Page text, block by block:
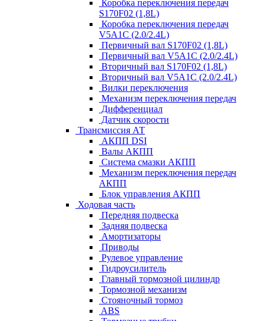
Коробка переключения передач
S170F02 (1,8L)
Коробка переключения передач
V5A1C (2.0/2.4L)
Первичный вал S170F02 (1,8L)
Первичный вал V5A1C (2.0/2.4L)
Вторичный вал S170F02 (1,8L)
Вторичный вал V5A1C (2.0/2.4L)
Вилки переключения
Механизм переключения передач
Дифференциал
Датчик скорости
Трансмиссия АТ
АКПП DSI
Валы АКПП
Система смазки АКПП
Механизм переключения передач
АКПП
Блок управления АКПП
Ходовая часть
Передняя подвеска
Задняя подвеска
Амортизаторы
Приводы
Рулевое управление
Гидроусилитель
Главный тормозной цилиндр
Тормозной механизм
Стояночный тормоз
ABS